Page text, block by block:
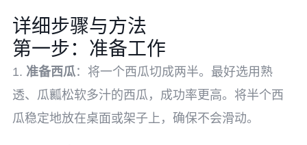
详细步骤与方法
第一步：准备工作
1. 准备西瓜：将一个西瓜切成两半。最好选用熟
透、瓜瓤松软多汁的西瓜，成功率更高。将半个西
瓜稳定地放在桌面或架子上，确保不会滑动。